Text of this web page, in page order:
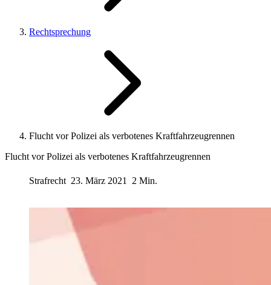
Rechtsprechung
Flucht vor Polizei als verbotenes Kraftfahrzeugrennen
Flucht vor Polizei als verbotenes Kraftfahrzeugrennen
Strafrecht 23. März 2021 2 Min.